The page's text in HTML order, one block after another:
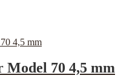
70 4,5 mm